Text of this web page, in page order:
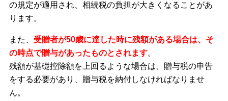
の規定が適用され、相続税の負担が大きくなることがあ
ります。
また、 受贈者が50歳に達した時に残額がある場合は、そ
の時点で贈与があったものとされます。
残額が基礎控除額を上回るような場合は、贈与税の申告
をする必要があり、贈与税を納付しなければなりませ
ん。